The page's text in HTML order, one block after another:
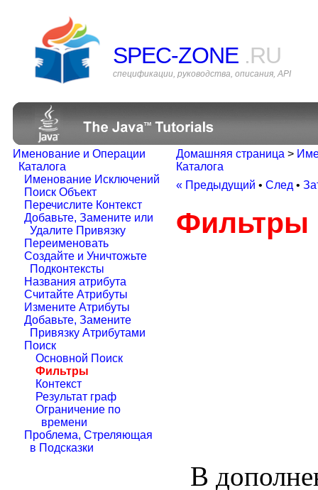
SPEC-ZONE .RU
спецификации, руководства, описания, API
Именование и Операции
Каталога
Именование Исключений
Поиск Объект
Перечислите Контекст
Добавьте, Замените или
Удалите Привязку
Переименовать
Создайте и Уничтожьте
Подконтексты
Названия атрибута
Считайте Атрибуты
Измените Атрибуты
Добавьте, Замените
Привязку Атрибутами
Поиск
Основной Поиск
Фильтры
Контекст
Результат граф
Ограничение по
времени
Проблема, Стреляющая
в Подсказки
Домашняя страница >
Каталога
« Предыдущий • След •
Фильтры
В